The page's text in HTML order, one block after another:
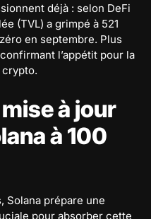
déjà : selon DeFi
(TVL) a grimpé à 521
en septembre. Plus
l’appétit pour la
à jour
à 100
Solana prépare une
pour absorber cette